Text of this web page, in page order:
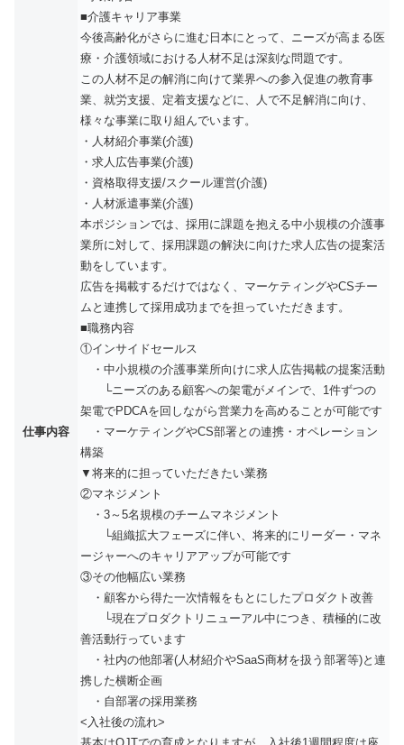
仕事内容
■介護キャリア事業
今後高齢化がさらに進む日本にとって、ニーズが高まる医
療・介護領域における人材不足は深刻な問題です。
この人材不足の解消に向けて業界への参入促進の教育事
業、就労支援、定着支援などに、人で不足解消に向け、
様々な事業に取り組んでいます。
・人材紹介事業(介護)
・求人広告事業(介護)
・資格取得支援/スクール運営(介護)
・人材派遣事業(介護)
本ポジションでは、採用に課題を抱える中小規模の介護事
業所に対して、採用課題の解決に向けた求人広告の提案活
動をしています。
広告を掲載するだけではなく、マーケティングやCSチー
ムと連携して採用成功までを担っていただきます。
■職務内容
①インサイドセールス
・中小規模の介護事業所向けに求人広告掲載の提案活動
└ニーズのある顧客への架電がメインで、1件ずつの
架電でPDCAを回しながら営業力を高めることが可能です
・マーケティングやCS部署との連携・オペレーション
構築
▼将来的に担っていただきたい業務
②マネジメント
・3～5名規模のチームマネジメント
└組織拡大フェーズに伴い、将来的にリーダー・マネ
ージャーへのキャリアアップが可能です
③その他幅広い業務
・顧客から得た一次情報をもとにしたプロダクト改善
└現在プロダクトリニューアル中につき、積極的に改
善活動行っています
・社内の他部署(人材紹介やSaaS商材を扱う部署等)と連
携した横断企画
・自部署の採用業務
<入社後の流れ>